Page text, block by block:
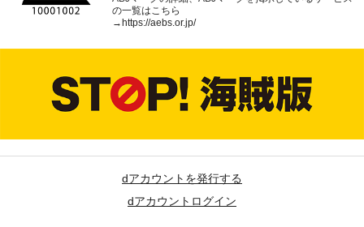
の一覧はこちら
→https://aebs.or.jp/
dアカウントを発行する
dアカウントログイン